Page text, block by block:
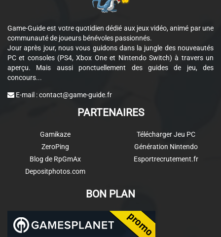
Game-Guide est votre quotidien dédié aux jeux vidéo, animé par une
communauté de joueurs bénévoles passionnés.
Jour après jour, nous vous guidons dans la jungle des nouveautés
PC et consoles (PS4, Xbox One et Nintendo Switch) à travers un
aperçu. Mais aussi ponctuellement des guides de jeu, des
concours...
E-mail :contact@game-guide.fr
PARTENAIRES
Gamikaze
ZeroPing
Blog de RpGmAx
Depositphotos.com
Télécharger Jeu PC
Génération Nintendo
Esportrecrutement.fr
BON PLAN